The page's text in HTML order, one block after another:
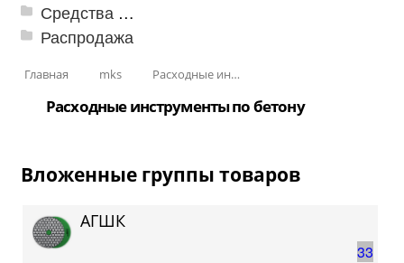
Средства от насекомых и садовых вредителей
Распродажа
Главная mks Расходные инструменты
Расходные инструменты по бетону
Вложенные группы товаров
33
АГШК